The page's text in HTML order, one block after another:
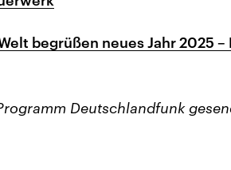
begrüßen neues Jahr 2025 –
Deutschlandfunk